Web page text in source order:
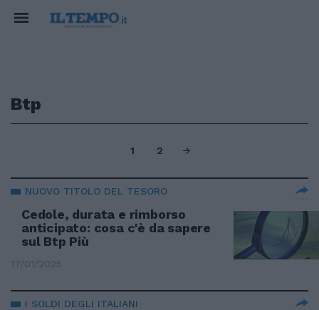
Btp
1 2
NUOVO TITOLO DEL TESORO
Cedole, durata e rimborso
anticipato: cosa c'è da sapere
sul Btp Più
17/01/2025
I SOLDI DEGLI ITALIANI